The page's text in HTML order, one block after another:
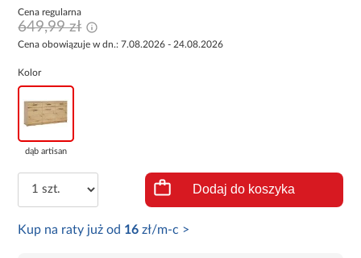
Cena regularna
649,99 zł
Cena obowiązuje w dn.: 7.08.2026 - 24.08.2026
Kolor
dąb artisan
Dodaj do koszyka
Kup na raty już od 16 zł/m-c >